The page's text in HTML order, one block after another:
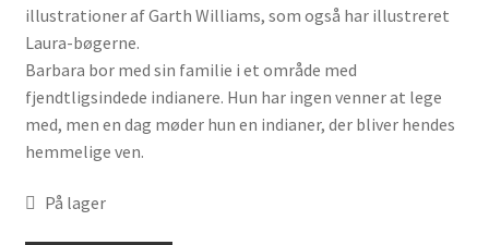
illustrationer af Garth Williams, som også har illustreret
Laura-bøgerne.
Barbara bor med sin familie i et område med
fjendtligsindede indianere. Hun har ingen venner at lege
med, men en dag møder hun en indianer, der bliver hendes
hemmelige ven.
På lager